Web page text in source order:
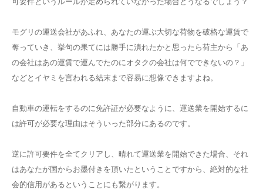
モグリの運送会社があふれ、あなたの運ぶ大切な荷物を破格な運賃で
奪っていき、挙句の果てには勝手に潰れたかと思ったら荷主から「あ
の会社はあの運賃で運んでたのにオタクの会社は何でできないの？」
などとイヤミを言われる結末まで容易に想像できますよね。
自動車の運転をするのに免許証が必要なように、運送業を開始するに
は許可が必要な理由はそういった部分にあるのです。
逆に許可要件を全てクリアし、晴れて運送業を開始できた場合、それ
はあなたが国からお墨付きを頂いたということですから、絶対的な社
会的信用があるということにも繋がります。